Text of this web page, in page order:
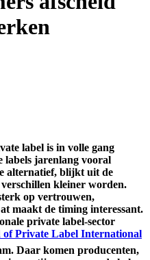
label is in volle gang
labels jarenlang vooral
alternatief, blijkt uit de
kleiner worden.
op vertrouwen,
maakt de timing interessant.
private label-sector
Private Label International
Daar komen producenten,